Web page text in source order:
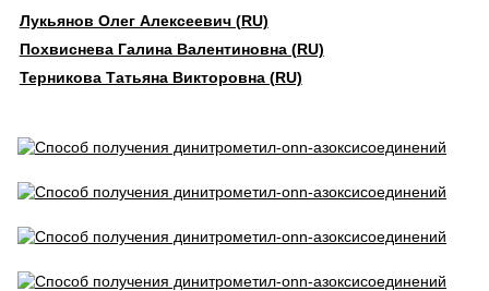
Лукьянов Олег Алексеевич (RU)
Похвиснева Галина Валентиновна (RU)
Терникова Татьяна Викторовна (RU)